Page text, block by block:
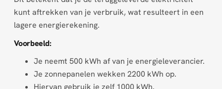
kunt aftrekken van je verbruik, wat resulteert in een
lagere energierekening.
Voorbeeld:
Je neemt 500 kWh af van je energieleverancier.
Je zonnepanelen wekken 2200 kWh op.
Hiervan gebruik je zelf 1000 kWh.